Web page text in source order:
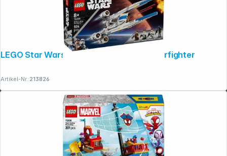
LEGO Star Wars 75399 Rebel U-Wing Starfighter
Artikel-Nr.:213826